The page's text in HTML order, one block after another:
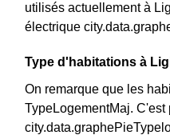
utilisés actuellement à
électrique
Type d'habitations à
On remarque que les
TypeLogementMaj.